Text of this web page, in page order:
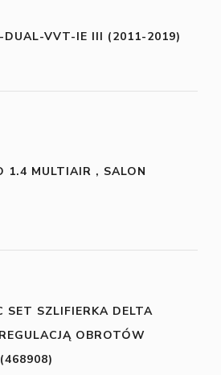
DUAL-VVT-IE III (2011-2019)
1.4 MULTIAIR , SALON
SET SZLIFIERKA DELTA
OBROTÓW